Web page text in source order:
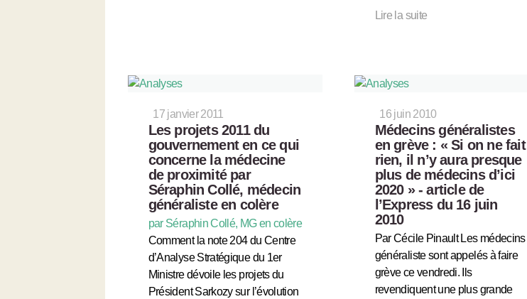
Lire la suite
17 janvier 2011
Les projets 2011 du
gouvernement en ce qui
concerne la médecine
de proximité par
Séraphin Collé, médecin
généraliste en colère
par Séraphin Collé, MG en colère
Comment la note 204 du Centre
d’Analyse Stratégique du 1er
Ministre dévoile les projets du
Président Sarkozy sur l’évolution
16 juin 2010
Médecins généralistes
en grève : « Si on ne fait
rien, il n’y aura presque
plus de médecins d’ici
2020 » - article de
l’Express du 16 juin
2010
Par Cécile Pinault Les médecins
généraliste sont appelés à faire
grève ce vendredi. Ils
revendiquent une plus grande